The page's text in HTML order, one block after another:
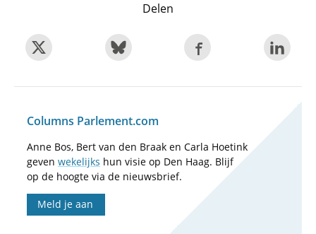
Delen
Columns Parlement.com
Anne Bos, Bert van den Braak en Carla Hoetink
geven wekelijks hun visie op Den Haag. Blijf
op de hoogte via de nieuwsbrief.
Meld je aan